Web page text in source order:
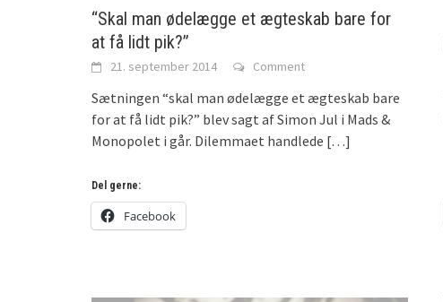
“Skal man ødelægge et ægteskab bare for
at få lidt pik?”
21. september 2014 Comment
Sætningen “skal man ødelægge et ægteskab bare
for at få lidt pik?” blev sagt af Simon Jul i Mads &
Monopolet i går. Dilemmaet handlede […]
Del gerne:
Facebook